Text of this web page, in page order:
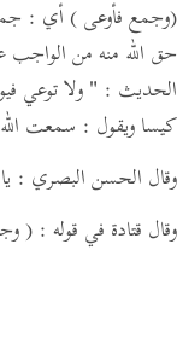
(وجمع فأوعى ) أي :
حق الله منه من الواجب
الحديث : " ولا توعي
كيسا ويقول : سمعت
وقال الحسن البصري : يا
وقال قتادة في قوله : (